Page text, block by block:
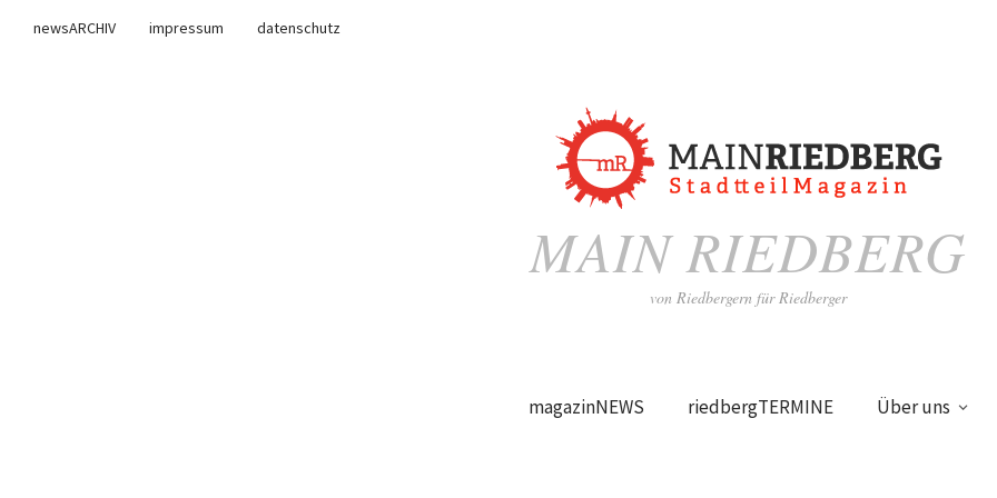
newsARCHIV impressum
datenschutz
MAIN RIEDBERG
von Riedbergern für Riedberger
magazinNEWS riedbergTERMINE Über uns